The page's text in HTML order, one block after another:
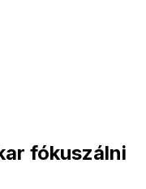
fókuszálni